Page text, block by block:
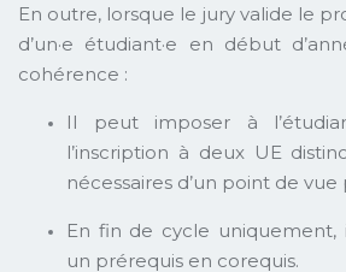
En outre, lorsque le jury valide le
d’un·e étudiant·e en début
cohérence :
Il peut imposer à
l’inscription à deux UE
nécessaires d’un point de
En fin de cycle
un prérequis en corequis.